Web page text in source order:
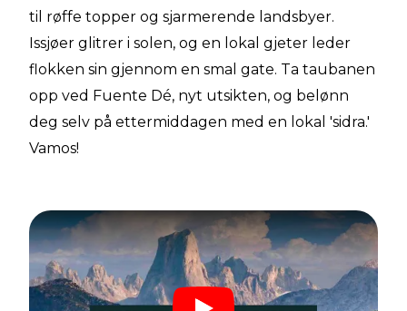
til røffe topper og sjarmerende landsbyer.
Issjøer glitrer i solen, og en lokal gjeter leder
flokken sin gjennom en smal gate. Ta taubanen
opp ved Fuente Dé, nyt utsikten, og belønn
deg selv på ettermiddagen med en lokal 'sidra.'
Vamos!